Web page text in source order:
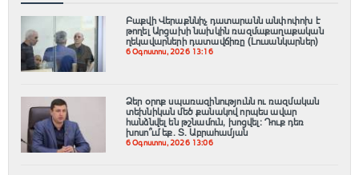
Բաքվի Վերաքննիչ դատարանն անփոփոխ է
թողել Արցախի նախկին ռազմաքաղաքական
ղեկավարների դատավճիռը (Լուսանկարներ)
6 Օգոստոս, 2026 13:16
Ձեր օրոք սպառազինությունն ու ռազմական
տեխնիկան մեծ քանակով որպես ավար
հանձնվել են թշնամուն, խոցվել։ Դուք դեռ
խոսո՞ւմ եք. Տ. Աբրահամյան
6 Օգոստոս, 2026 13:06